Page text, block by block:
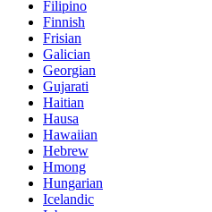
Filipino
Finnish
Frisian
Galician
Georgian
Gujarati
Haitian
Hausa
Hawaiian
Hebrew
Hmong
Hungarian
Icelandic